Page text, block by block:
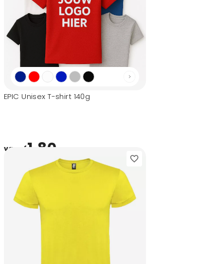
EPIC Unisex T-shirt 140g
vanaf1,80